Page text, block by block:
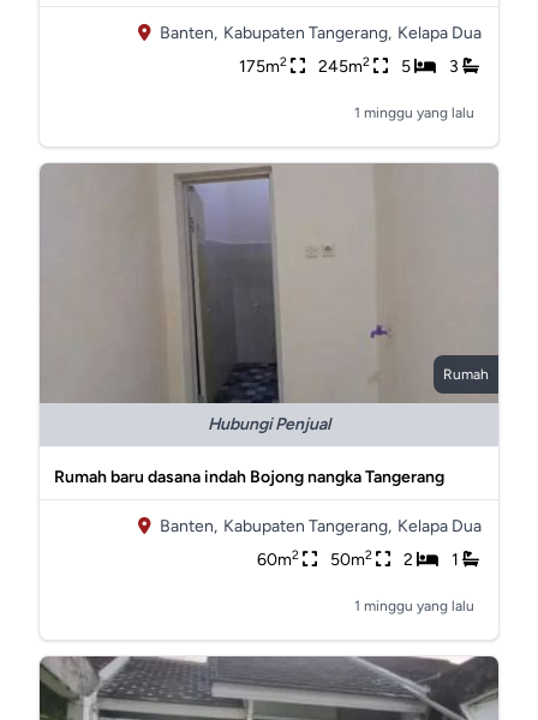
Banten, Kabupaten Tangerang, Kelapa Dua
175m2 245m2 5 3
1 minggu yang lalu
Rumah
Hubungi Penjual
Rumah baru dasana indah Bojong nangka Tangerang
Banten, Kabupaten Tangerang, Kelapa Dua
60m2 50m2 2 1
1 minggu yang lalu